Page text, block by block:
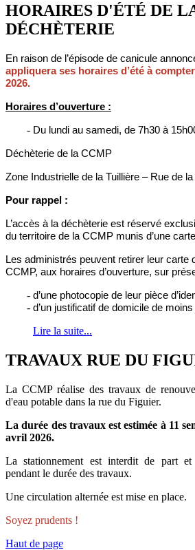
HORAIRES D'ÉTÉ DE
DÉCHÈTERIE
En raison de l’épisode de canicule
appliquera ses horaires d’été à
2026.
Horaires d’ouverture :
Du lundi au samedi, de 7h30 à
Déchèterie de la CCMP
Zone Industrielle de la Tuillière – Rue de
Pour rappel :
L’accès à la déchèterie est réservé
du territoire de la CCMP munis d’une
Les administrés peuvent retirer leur carte
CCMP, aux horaires d’ouverture, sur
d’une photocopie de leur pièce
d’un justificatif de domicile de
Lire la suite...
TRAVAUX RUE DU
La CCMP réalise des travaux de
d'eau potable dans la rue du Figuier.
La durée des travaux est estimée à 11
avril 2026.
La stationnement est interdit de part et
pendant le durée des travaux.
Une circulation alternée est mise en place.
Soyez prudents !
Haut de page